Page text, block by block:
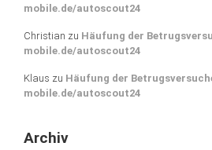
mobile.de/autoscout24
Christian zu Häufung der
mobile.de/autoscout24
Klaus zu Häufung der
mobile.de/autoscout24
Archiv